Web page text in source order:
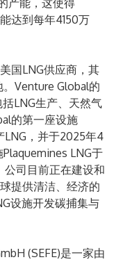
产能，这使得
达到每年4150万
国LNG供应商，其
Venture Global的
LNG生产、天然气
的第一座设施
LNG，并于2025年4
LNG于
公司目前正在建设和
提供清洁、经济的
设施开发碳捕集与
(SEFE)是一家由